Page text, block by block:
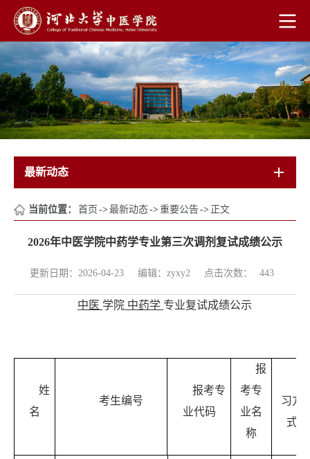
最新动态
当前位置： 首页 ->最新动态->重要公告-> 正文
2026年中医学院中药学专业第三次调剂复试成绩公示
更新日期：2026-04-23 编辑：zyxy2 点击次数： 443
中医 学院 中药学 专业复试成绩公示
姓
名
考生编号
报考专
业代码
报
考专
业名
称
习方
式